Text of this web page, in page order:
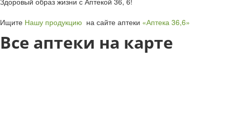
Ищите Нашу продукцию на сайте аптеки «Аптека 36,6»
Все аптеки на карте